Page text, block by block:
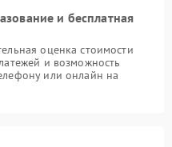
и бесплатная
оценка стоимости
и возможность
или онлайн на